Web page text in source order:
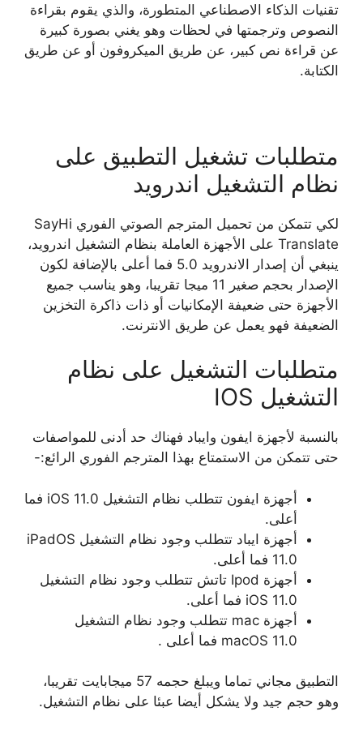
تقنيات الذكاء الاصطناعي المتطورة، والذي يقوم بقراءة
النصوص وترجمتها في لحظات وهو يغني بصورة كبيرة
عن قراءة نص كبير، عن طريق الميكروفون أو عن طريق
الكتابة.
متطلبات تشغيل التطبيق على
نظام التشغيل اندرويد
لكي تتمكن من تحميل المترجم الصوتي الفوري SayHi
Translate على الأجهزة العاملة بنظام التشغيل اندرويد،
ينبغي أن إصدار الاندرويد 5.0 فما أعلى بالإضافة لكون
الإصدار بحجم صغير 11 ميجا تقريبا، وهو يناسب جميع
الأجهزة حتى ضعيفة الإمكانيات أو ذات ذاكرة التخزين
الضعيفة فهو يعمل عن طريق الانترنت.
متطلبات التشغيل على نظام
التشغيل IOS
بالنسبة لأجهزة ايفون وايباد فهناك حد أدنى للمواصفات
حتى تتمكن من الاستمتاع بهذا المترجم الفوري الرائع:-
أجهزة ايفون تتطلب نظام التشغيل iOS 11.0 فما
أعلى.
أجهزة ايباد تتطلب وجود نظام التشغيل iPadOS
11.0 فما أعلى.
أجهزة Ipod تاتش تتطلب وجود نظام التشغيل
iOS 11.0 فما أعلى.
أجهزة mac تتطلب وجود نظام التشغيل
macOS 11.0 فما أعلى .
التطبيق مجاني تماما ويبلغ حجمه 57 ميجابايت تقريبا،
وهو حجم جيد ولا يشكل أيضا عبئا على نظام التشغيل.